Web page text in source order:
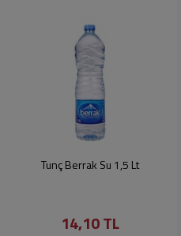
Tunç Berrak Su 1,5 Lt
14,10 TL